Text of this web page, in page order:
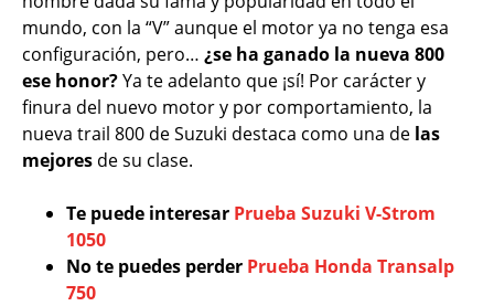
mundo, con la “V” aunque el motor ya no tenga esa
configuración, pero… ¿se ha ganado la nueva 800
ese honor?Ya te adelanto que ¡sí! Por carácter y
finura del nuevo motor y por comportamiento, la
nueva trail 800 de Suzuki destaca como una de las
mejores de su clase.
Te puede interesar Prueba Suzuki V-Strom
1050
No te puedes perder Prueba Honda Transalp
750